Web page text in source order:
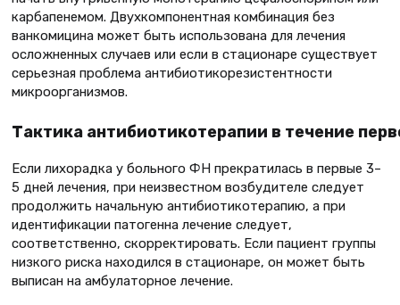
карбапенемом. Двухкомпонентная комбинация без
ванкомицина может быть использована для лечения
осложненных случаев или если в стационаре существует
серьезная проблема антибиотикорезистентности
микроорганизмов.
Тактика антибиотикотерапии в течение
Если лихорадка у больного ФН прекратилась в первые 3–
5 дней лечения, при неизвестном возбудителе следует
продолжить начальную антибиотикотерапию, а при
идентификации патогенна лечение следует,
соответственно, скорректировать. Если пациент группы
низкого риска находился в стационаре, он может быть
выписан на амбулаторное лечение.